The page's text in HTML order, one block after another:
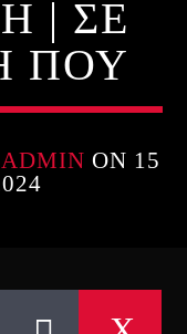
| ΣΕ
ΠΟΥ
ON 15